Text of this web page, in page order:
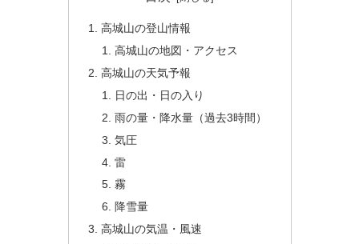
高城山の登山情報
高城山の地図・アクセス
高城山の天気予報
日の出・日の入り
雨の量・降水量（過去3時間）
気圧
雷
霧
降雪量
高城山の気温・風速